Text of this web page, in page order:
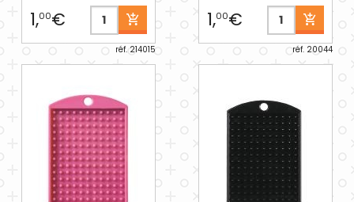
1,00€
réf. 214015
1,00€
réf. 20044